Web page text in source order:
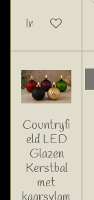
In winkelwagen
Countryfi
eld LED
Glazen
Kerstbal
met